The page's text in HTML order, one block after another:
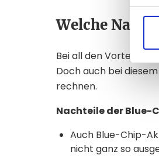
Welche
Bei all den Vorteilen
Doch auch bei
rechnen.
Nachteile der Blue-
Auch Blue-Chip-
nicht ganz so